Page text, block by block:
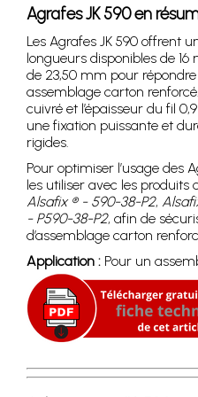
Agrafes JK 590 en
Les Agrafes JK 590 offrent
longueurs disponibles de
de 23,50 mm pour répondre
assemblage carton
cuivré et l’épaisseur du fil
une fixation puissante et
rigides.
Pour optimiser l’usage des
les utiliser avec les produits
Alsafix ® - 590-38-P2,
- P590-38-P2, afin de
d’assemblage carton
Application : Pour un